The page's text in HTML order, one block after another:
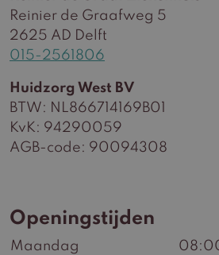
Reinier de Graafweg 5
2625 AD Delft
015-2561806
Huidzorg West BV
BTW: NL866714169B01
KvK: 94290059
AGB-code: 90094308
Openingstijden
Maandag